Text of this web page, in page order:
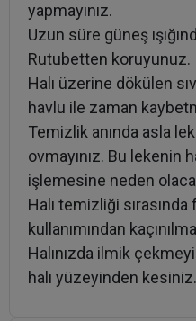
yapmayınız.
Uzun süre güneş
Rutubetten koruyunuz.
Halı üzerine dökülen
havlu ile zaman
Temizlik anında asla
ovmayınız. Bu lekenin
işlemesine neden
Halı temizliği
kullanımından
Halınızda ilmik
halı yüzeyinden kesiniz.